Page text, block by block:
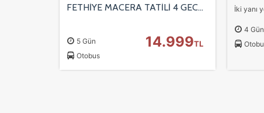
FETHİYE MACERA TATİLİ 4 GECE 5 GÜN
5 Gün
Otobus
14.999TL
4 Gün